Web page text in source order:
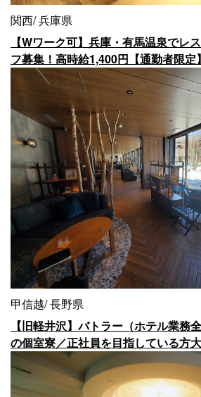
関西 兵庫県
【Wワーク可】兵庫・有馬温泉でレ
フ募集！高時給1,400円【通勤者限定】
甲信越 長野県
【旧軽井沢】バトラー（ホテル業務
の個室寮／正社員を目指している方